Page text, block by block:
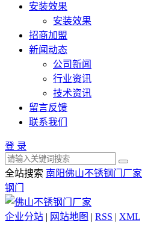
安装效果
安装效果
招商加盟
新闻动态
公司新闻
行业资讯
技术资讯
留言反馈
联系我们
登 录
全站搜索 南阳佛山不锈钢门厂家
钢门
企业分站 | 网站地图 | RSS | XML